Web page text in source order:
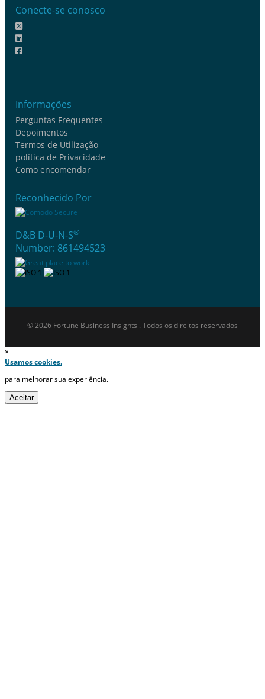
Conecte-se conosco
Informações
Perguntas Frequentes
Depoimentos
Termos de Utilização
política de Privacidade
Como encomendar
Reconhecido Por
D&B D-U-N-S®
Number: 861494523
© 2026 Fortune Business Insights . Todos os direitos reservados
×
Usamos cookies.
para melhorar sua experiência.
Aceitar